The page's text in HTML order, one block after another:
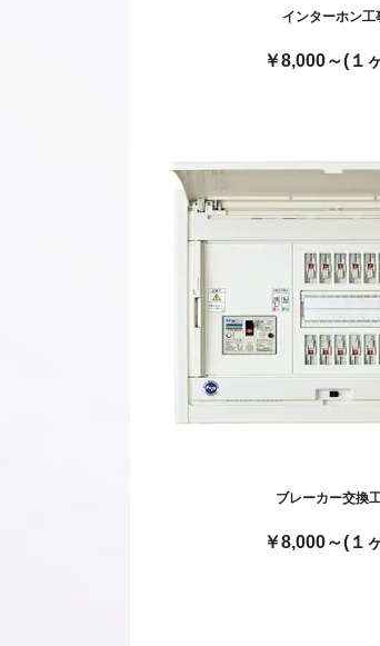
インターホン工
￥8,000～(１
ブレーカー交換
￥8,000～(１